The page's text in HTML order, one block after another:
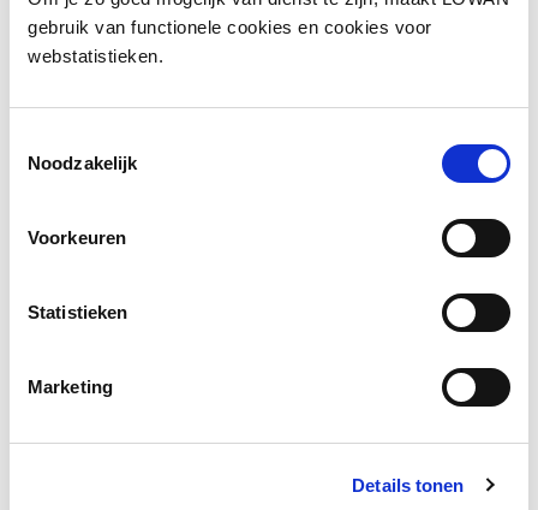
gebruik van functionele cookies en cookies voor
webstatistieken.
Noodzakelijk
Voorkeuren
Statistieken
Marketing
Details tonen
Jaar van uitgave: 2020
ISBN: nvt
Bekijk
Facebook